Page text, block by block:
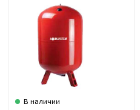
В наличии